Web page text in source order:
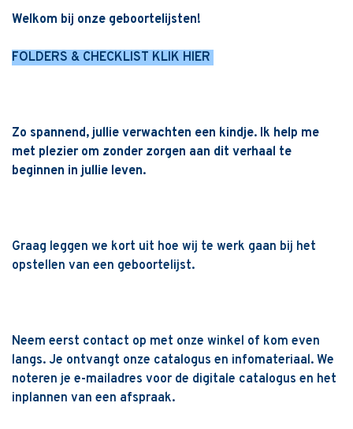
Welkom bij onze geboortelijsten!
FOLDERS & CHECKLIST KLIK HIER
Zo spannend, jullie verwachten een kindje. Ik help me
met plezier om zonder zorgen aan dit verhaal te
beginnen in jullie leven.
Graag leggen we kort uit hoe wij te werk gaan bij het
opstellen van een geboortelijst.
Neem eerst contact op met onze winkel of kom even
langs. Je ontvangt onze catalogus en infomateriaal. We
noteren je e-mailadres voor de digitale catalogus en het
inplannen van een afspraak.